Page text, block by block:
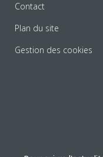
Contact
Plan du site
Gestion des cookies